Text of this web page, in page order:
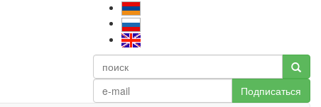
Подписаться